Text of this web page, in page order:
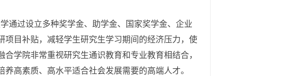
过设立多种奖学金、助学金、国家奖学金、企业
目补贴，减轻学生研究生学习期间的经济压力，使
学院非常重视研究生通识教育和专业教育相结合，
高素质、高水平适合社会发展需要的高端人才。